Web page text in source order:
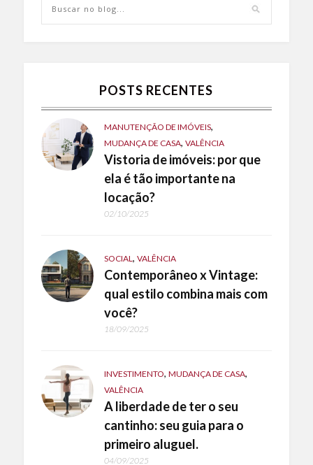
POSTS RECENTES
MANUTENÇÃO DE IMÓVEIS,
MUDANÇA DE CASA, VALÊNCIA
Vistoria de imóveis: por que
ela é tão importante na
locação?
02/10/2025
SOCIAL, VALÊNCIA
Contemporâneo x Vintage:
qual estilo combina mais com
você?
18/09/2025
INVESTIMENTO, MUDANÇA DE CASA,
VALÊNCIA
A liberdade de ter o seu
cantinho: seu guia para o
primeiro aluguel.
04/09/2025